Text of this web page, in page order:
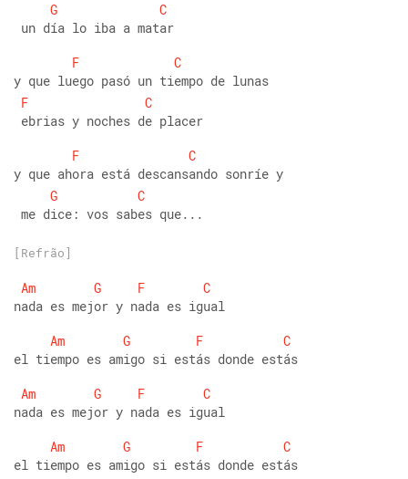
G
C
un día lo iba a matar
F
C
y que luego pasó un tiempo de lunas
F
C
ebrias y noches de placer
F
C
y que ahora está descansando sonríe y
G
C
me dice: vos sabes que...
[Refrão]
Am G F
C
nada es mejor y nada es igual
Am
G F
C
el tiempo es amigo si estás donde estás
Am
G F
C
nada es mejor y nada es igual
Am
G F
C
el tiempo es amigo si estás donde estás